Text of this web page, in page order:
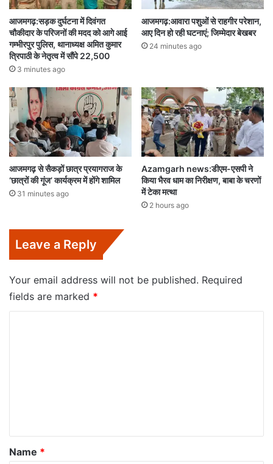
आजमगढ़:सड़क दुर्घटना में दिवंगत
चौकीदार के परिजनों की मदद को आगे आई
गम्भीरपुर पुलिस, थानाध्यक्ष अमित कुमार
त्रिपाठी के नेतृत्व में सौंपे 22,500
3 minutes ago
आजमगढ़:आवारा पशुओं से राहगीर परेशान,
आए दिन हो रही घटनाएं; जिम्मेदार बेखबर
24 minutes ago
आजमगढ़ से सैकड़ों छात्र प्रयागराज के
‘छात्रों की गूंज’ कार्यक्रम में होंगे शामिल
31 minutes ago
Azamgarh news:डीएम-एसपी ने
किया भैरव धाम का निरीक्षण, बाबा के चरणों
में टेका मत्था
2 hours ago
Leave a Reply
Your email address will not be published. Required
fields are marked *
*
Name *